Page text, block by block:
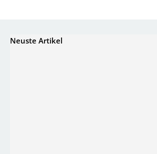
Neuste Artikel